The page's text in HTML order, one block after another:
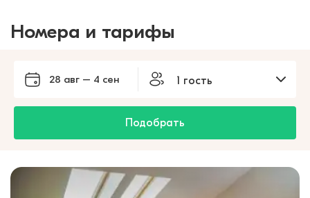
Номера и тарифы
28 авг – 4 сен 1 гость
Подобрать